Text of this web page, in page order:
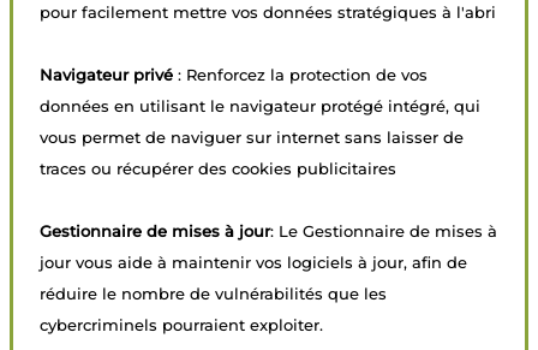
pour facilement mettre vos données stratégiques à l'abri
Navigateur privé : Renforcez la protection de vos
données en utilisant le navigateur protégé intégré, qui
vous permet de naviguer sur internet sans laisser de
traces ou récupérer des cookies publicitaires
Gestionnaire de mises à jour: Le Gestionnaire de mises à
jour vous aide à maintenir vos logiciels à jour, afin de
réduire le nombre de vulnérabilités que les
cybercriminels pourraient exploiter.